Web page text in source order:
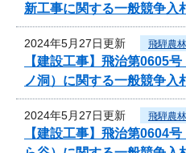
新工事に関する一般競争入
2024年5月27日更新 飛騨農
【建設工事】飛治第
ノ洞）に関する一般競争入
2024年5月27日更新 飛騨農
【建設工事】飛治第